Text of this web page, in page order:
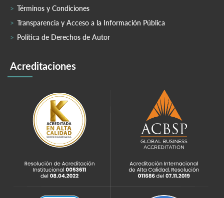
Términos y Condiciones
Transparencia y Acceso a la Información Pública
Política de Derechos de Autor
Acreditaciones